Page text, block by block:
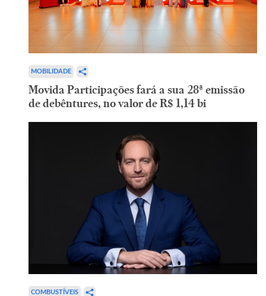
MOBILIDADE
Movida Participações fará a sua 28ª emissão
de debêntures, no valor de R$ 1,14 bi
COMBUSTÍVEIS